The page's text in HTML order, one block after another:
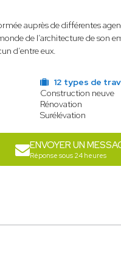
auprès de différentes
de l’architecture de son
d’entre eux.
12 types de
Construction neuve
Rénovation
Surélévation
ENVOYER UN
Réponse sous 24 heures